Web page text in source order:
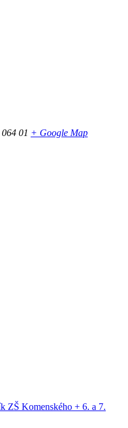
064 01 + Google Map